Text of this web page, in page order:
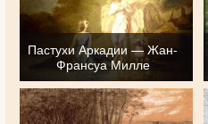
Пастухи Аркадии — Жан-
Франсуа Милле